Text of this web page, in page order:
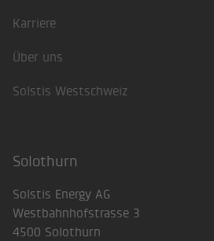
Karriere
Über uns
Solstis Westschweiz
Solothurn
Solstis Energy AG
Westbahnhofstrasse 3
4500 Solothurn